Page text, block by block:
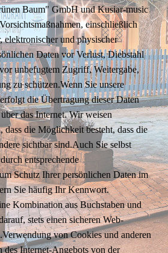
Baum" GmbH und Kusiar-music
einschließlich
elektronischer und physischer
Daten vor Verlust, Diebstahl
unbefugtem Zugriff, Weitergabe,
zu schützen.Wenn Sie unsere
die Übertragung dieser Daten
das Internet. Wir weisen
dass die Möglichkeit besteht, dass die
sichtbar sind.Auch Sie selbst
entsprechende
Schutz Ihrer persönlichen Daten im
Sie häufig Ihr Kennwort.
Kombination aus Buchstaben und
stets einen sicheren Web-
von Cookies und anderen
des Internet-Angebots von der